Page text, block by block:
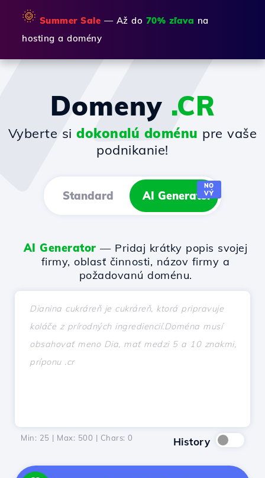
🌞 Summer Sale — Až do 70% zľava na
hosting a domény
Domeny .CR
Vyberte sidokonalú doménu pre vaše
podnikanie!
Standard AI Generator
NO
VÝ
AI Generator — Pridaj krátky popis svojej
firmy, oblasť činnosti, názov firmy a
požadovanú doménu.
Min: 25 | Max: 500 | Chars: 0 History